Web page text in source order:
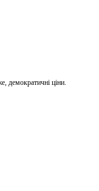
демократичні ціни.